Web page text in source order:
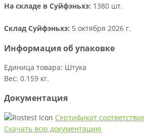
На складе в Суйфэньхэ: 1380 шт.
Склад Суйфэньхэ: 5 октября 2026 г.
Информация об упаковке
Единица товара: Штука
Вес: 0.159 кг.
Документация
Сертификат
Скачать всю документацию